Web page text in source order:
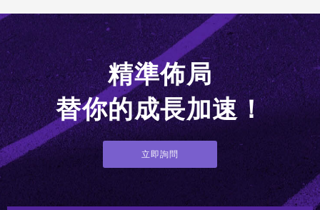
精準佈局
替你的成長加速！
立即詢問